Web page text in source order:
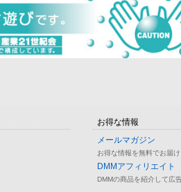
お得な情報
メールマガジン
お得な情報を無料でお届け
DMMアフィリエイト
DMMの商品を紹介して広